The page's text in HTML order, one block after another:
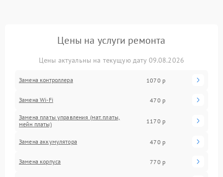
Цены на услуги ремонта
Цены актуальны на текущую дату 09.08.2026
Замена контроллера 1070 р
Замена Wi-Fi 470 р
Замена платы управления (мат.платы,
мейн платы)
1170 р
Замена аккумулятора 470 р
Замена корпуса 770 р